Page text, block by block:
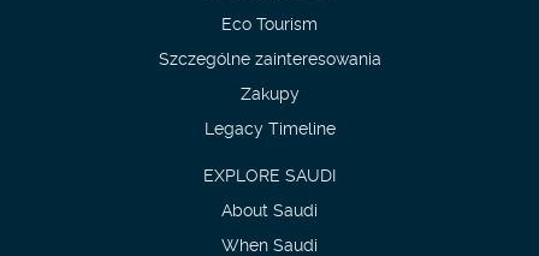
Eco Tourism
Szczególne zainteresowania
Zakupy
Legacy Timeline
EXPLORE SAUDI
About Saudi
When Saudi